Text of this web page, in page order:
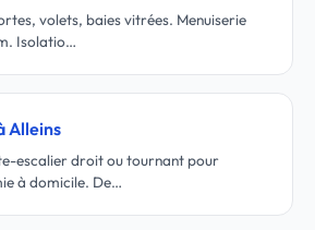
volets, baies vitrées. Menuiserie
Isolatio…
Alleins
escalier droit ou tournant pour
à domicile. De…